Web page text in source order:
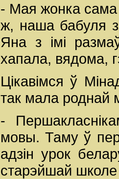
- Мая жонка сама
ж, наша бабуля з
Яна з імі
хапала, вядома,
Цікавімся ў
так мала роднай
-
мовы. Таму ў
адзін урок
старэйшай